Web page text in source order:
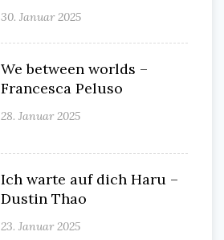
30. Januar 2025
We between worlds –
Francesca Peluso
28. Januar 2025
Ich warte auf dich Haru –
Dustin Thao
23. Januar 2025